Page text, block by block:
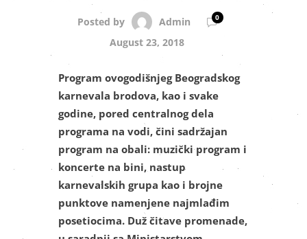
Posted by Admin 0
August 23, 2018
Program ovogodišnjeg Beogradskog
karnevala brodova, kao i svake
godine, pored centralnog dela
programa na vodi, čini sadržajan
program na obali: muzički program i
koncerte na bini, nastup
karnevalskih grupa kao i brojne
punktove namenjene najmlađim
posetiocima. Duž čitave promenade,